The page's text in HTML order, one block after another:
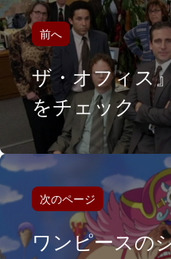
前へ
ザ・オフィス
をチェック
次のページ
ワンピースの